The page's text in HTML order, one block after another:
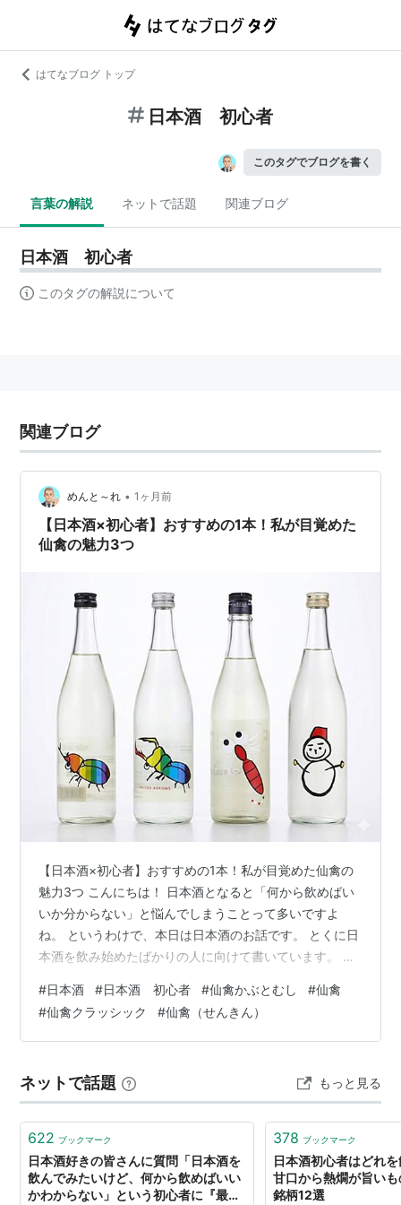
はてなブログ トップ
日本酒 初心者
このタグでブログを書く
言葉の解説 ネットで話題 関連ブログ
日本酒 初心者
このタグの解説について
関連ブログ
めんと～れ • 1ヶ月前
【日本酒×初心者】おすすめの1本！私が目覚めた
仙禽の魅力3つ
【日本酒×初心者】おすすめの1本！私が目覚めた仙禽の
魅力3つ こんにちは！ 日本酒となると「何から飲めばい
いか分からない」と悩んでしまうことって多いですよ
ね。 というわけで、本日は日本酒のお話です。 とくに日
本酒を飲み始めたばかりの人に向けて書いています。 ま
はスタート！ 居酒屋の苦い思い出で止まっていません
か？ 20代のころに経験した「酔うための日本酒」のトラ
ウマ 40代になって訪れた、友人たちとの小さな転機 私
愛いボトルが、次の楽しみをくれる 最後に：あなたの夜
が、もっと愛おしい時間…
#日本酒 #日本酒 初心者 #仙禽かぶとむし #仙禽
#仙禽クラッシック #仙禽（せんきん）
ネットで話題 もっと見る
622 ブックマーク
日本酒好きの皆さんに質問「日本酒を
飲んでみたいけど、何から飲めばいい
かわからない」という初心者に『最初
378 ブックマーク
日本酒初心者はどれ
甘口から熱燗が旨い
銘柄12選